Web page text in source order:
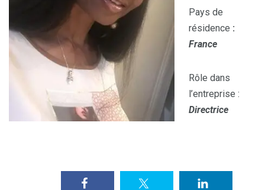
Pays de
résidence :
France
Rôle dans
l’entreprise :
Directrice